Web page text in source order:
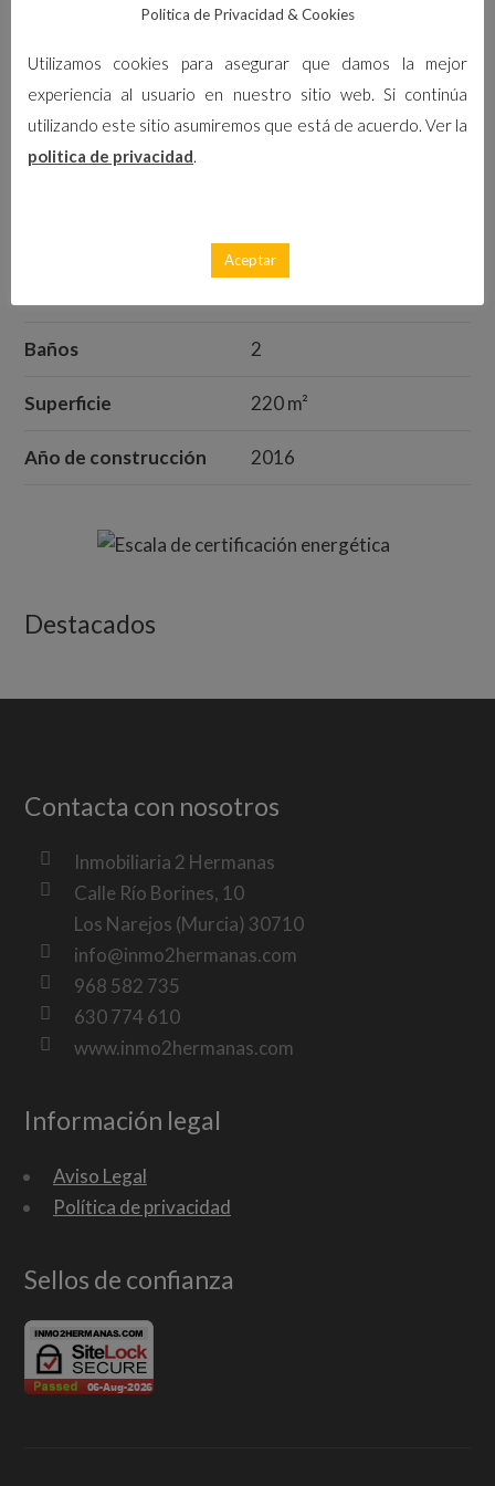
Calle Luarca, Cartagena, España
133.000 €
Baños 2
Superficie 220 m²
Año de construcción 2016
Destacados
Contacta con nosotros
Inmobiliaria 2 Hermanas
Calle Río Borines, 10
Los Narejos (Murcia) 30710
info@inmo2hermanas.com
968 582 735
630 774 610
www.inmo2hermanas.com
Información legal
Aviso Legal
Política de privacidad
Sellos de confianza
Politica de Privacidad & Cookies
Utilizamos cookies para asegurar que damos la mejor
experiencia al usuario en nuestro sitio web. Si continúa
utilizando este sitio asumiremos que está de acuerdo. Ver la
politica de privacidad.
Aceptar